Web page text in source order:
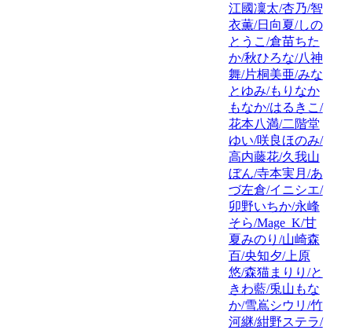
江國凜太/杏乃/智
衣薫/日向夏/しの
とうこ/倉苗ちた
か/秋ひろな/八神
舞/片桐美亜/みな
とゆみ/もりなか
もなか/はるきこ/
花本八満/二階堂
ゆい/咲良ほのみ/
高内藤花/久我山
ぼん/寺本実月/あ
づ左倉/イニシエ/
卯野いちか/永峰
そら/Mage_K/甘
夏みのり/山崎森
百/央知夕/上原
悠/森猫まりり/と
きわ藍/兎山もな
か/雪嶌シウリ/竹
河継/紺野ステラ/